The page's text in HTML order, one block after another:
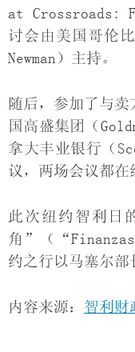
at Crossroads:
讨会由美国哥伦
Newman）主持。
随后，参加了与
国高盛集团（
拿大丰业银行（
议，两场会议都
此次纽约智利日
角”（
约之行以马塞尔
内容来源： 智利财